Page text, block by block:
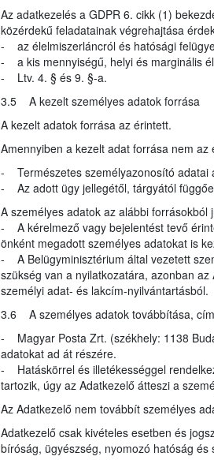
Az adatkezelés a GDPR 6. cikk (1)
közérdekű feladatainak végrehajtása
- az élelmiszerláncról és hatósági
- a kis mennyiségű, helyi és marginális
- Ltv. 4. § és 9. §-a.
3.5 A kezelt személyes adatok forrása
A kezelt adatok forrása az érintett.
Amennyiben a kezelt adat forrása nem az
- Természetes személyazonosító adatai
- Az adott ügy jellegétől, tárgyától
A személyes adatok az alábbi
- A kérelmező vagy bejelentést tevő
önként megadott személyes adatokat is
- A Belügyminisztérium által vezetett
szükség van a nyilatkozatára, azonban
személyi adat- és lakcím-nyilvántartásból.
3.6 A személyes adatok továbbítása,
- Magyar Posta Zrt. (székhely: 1138
adatokat ad át részére.
- Hatáskörrel és illetékességgel
tartozik, úgy az Adatkezelő átteszi a
Az Adatkezelő nem továbbít személyes
Adatkezelő csak kivételes esetben és
bíróság, ügyészség, nyomozó hatóság